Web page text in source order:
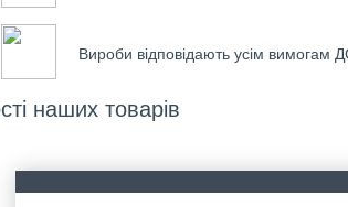
Вироби відповідають усім вимогам
наших товарів